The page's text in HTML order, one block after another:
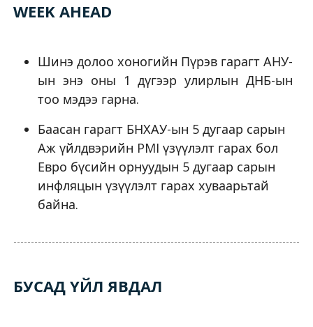
WEEK AHEAD
Шинэ долоо хоногийн Пүрэв гарагт АНУ-
ын энэ оны 1 дүгээр улирлын ДНБ-ын
тоо мэдээ гарна.
Баасан гарагт БНХАУ-ын 5 дугаар сарын
Аж үйлдвэрийн PMI үзүүлэлт гарах бол
Евро бүсийн орнуудын 5 дугаар сарын
инфляцын үзүүлэлт гарах хуваарьтай
байна.
БУСАД ҮЙЛ ЯВДАЛ